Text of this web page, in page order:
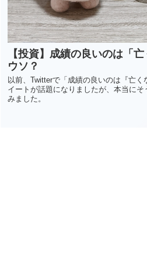
【投資】成績の良いのは「
ウソ？
以前、Twitterで「成績の良いのは『亡く
イートが話題になりましたが、本当にそ
みました。